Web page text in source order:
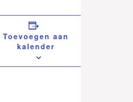
Toevoegen aan
kalender